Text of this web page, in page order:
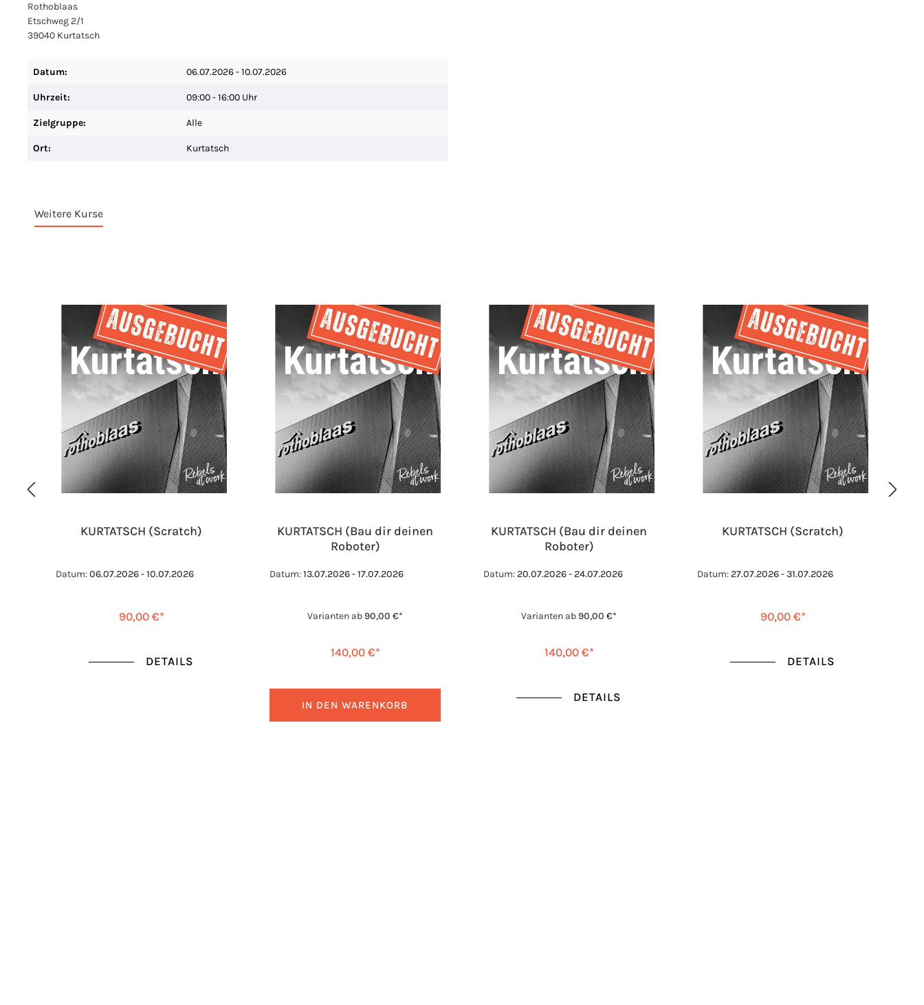
Rothoblaas
Etschweg 2/1
39040 Kurtatsch
Datum: 06.07.2026 - 10.07.2026
Uhrzeit: 09:00 - 16:00 Uhr
Zielgruppe: Alle
Ort: Kurtatsch
Weitere Kurse
KURTATSCH (Scratch)
Datum:06.07.2026 - 10.07.2026
90,00 €*
DETAILS
KURTATSCH (Bau dir deinen
Roboter)
Datum:13.07.2026 - 17.07.2026
Varianten ab90,00 €*
140,00 €*
IN DEN WARENKORB
KURTATSCH (Bau dir deinen
Roboter)
Datum:20.07.2026 - 24.07.2026
Varianten ab90,00 €*
140,00 €*
DETAILS
KURTATSCH (Scratch)
Datum:27.07.2026 - 31.07.2026
90,00 €*
DETAILS